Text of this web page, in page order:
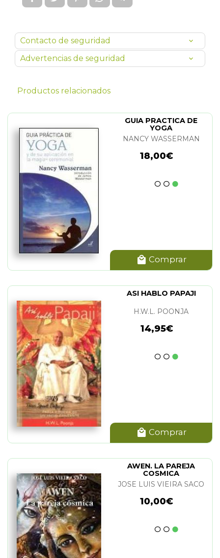
Contacto de seguridad
Advertencias de seguridad
Productos relacionados
GUIA PRACTICA DE
YOGA
NANCY WASSERMAN
18,00€
Comprar
ASI HABLO PAPAJI
H.W.L. POONJA
14,95€
Comprar
AWEN. LA PAREJA
COSMICA
JOSE LUIS VIEIRA SACO
10,00€